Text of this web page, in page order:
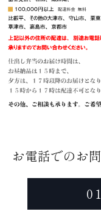
お電話でのお